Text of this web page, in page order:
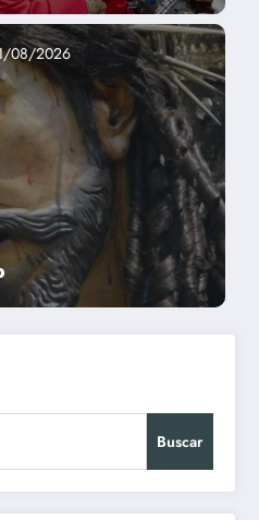
Noticias Pietro Parolin
Homilía
Leer más
08/2026
Buscar